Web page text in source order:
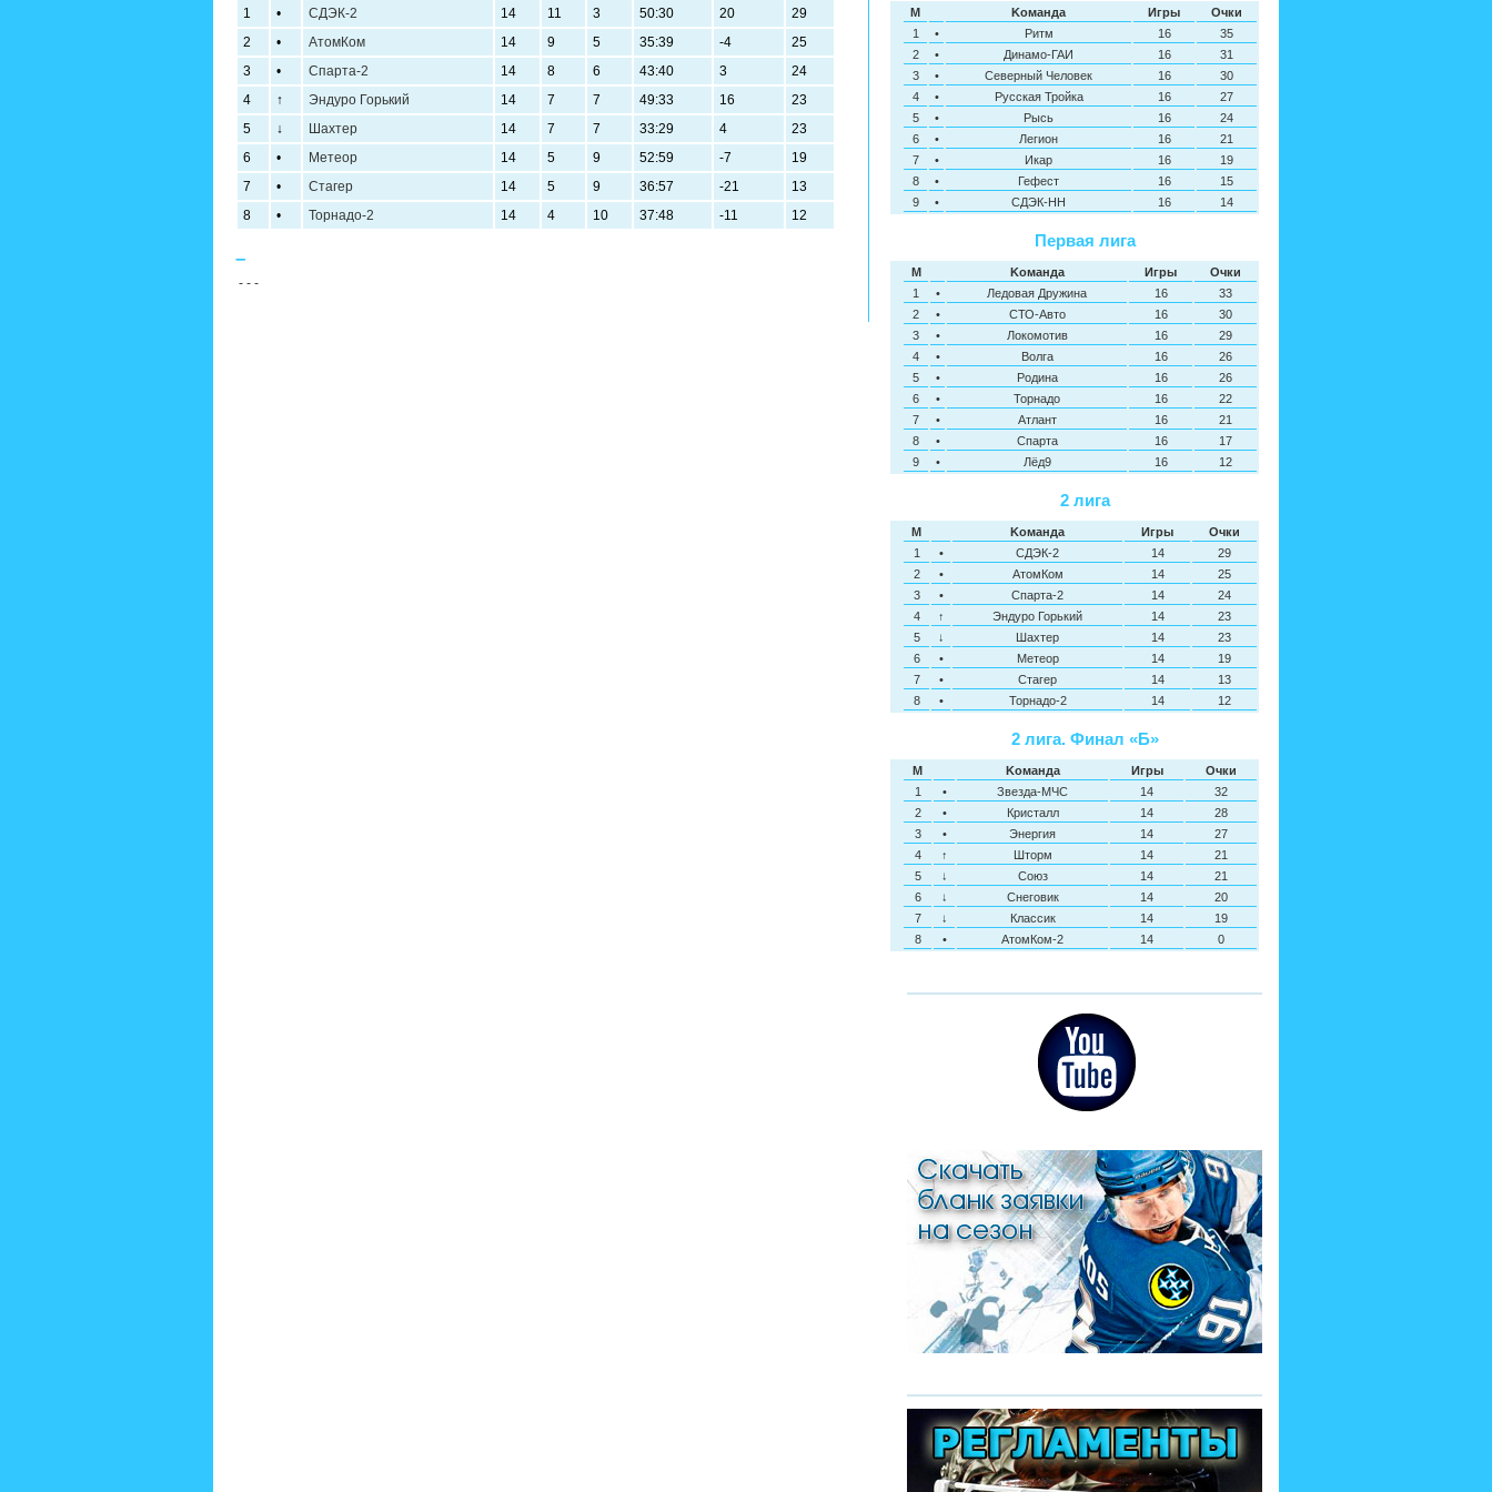
1 • СДЭК-2 14 11 3 50:30 20
29
2
• АтомКом 14 9 5 35:39 -4
25
3
• Спарта-2 14 8 6 43:40 3
24
4
↑ Эндуро Горький 14 7 7 49:33 16
23
5
↓ Шахтер 14 7 7 33:29 4
23
6
• Метеор 14 5 9 52:59 -7
19
7
• Стагер 14 5 9 36:57 -21
13
8
• Торнадо-2 14 4 10 37:48 -11 12
–
- - -
M Kоманда Игры
Oчки
1
• Ритм 16
35
2
• Динамо-ГАИ 16
31
3
• Северный Человек 16
30
4
• Русская Тройка 16
27
5
• Рысь 16
24
6
• Легион 16
21
7
• Икар 16
19
8
• Гефест 16
15
9
• СДЭК-НН 16 14
Первая лига
M Kоманда Игры
Oчки
1
• Ледовая Дружина 16
33
2
• СТО-Авто 16
30
3
• Локомотив 16
29
4
• Волга 16
26
5
• Родина 16
26
6
• Торнадо 16
22
7
• Атлант 16
21
8
• Спарта 16
17
9
• Лёд9 16 12
2 лига
M Kоманда Игры
Oчки
1
• СДЭК-2 14
29
2
• АтомКом 14
25
3
• Спарта-2 14
24
4
↑ Эндуро Горький 14
23
5
↓ Шахтер 14
23
6
• Метеор 14
19
7
• Стагер 14
13
8
• Торнадо-2 14 12
2 лига. Финал «Б»
M Kоманда Игры
Oчки
1
• Звезда-МЧС 14
32
2
• Кристалл 14
28
3
• Энергия 14
27
4
↑ Шторм 14
21
5
↓ Союз 14
21
6
↓ Снеговик 14
20
7
↓ Классик 14
19
8
• АтомКом-2 14 0